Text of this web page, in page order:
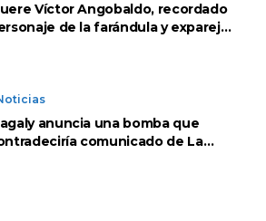
Víctor Angobaldo, recordado
de la farándula y expareja
anuncia una bomba que
comunicado de La